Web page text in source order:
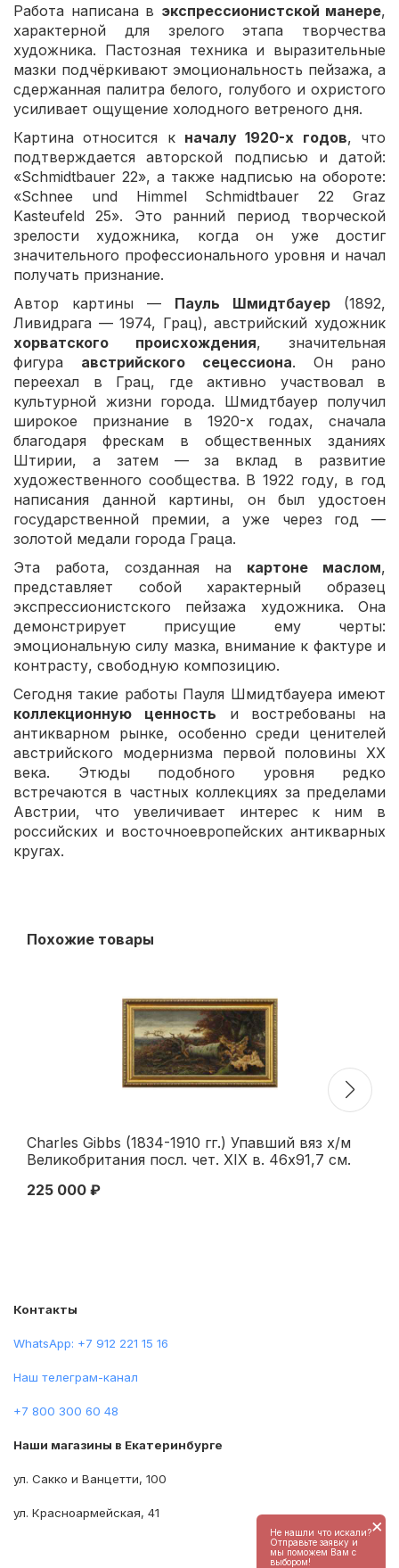
Работа написана в экспрессионистской манере,
характерной для зрелого этапа творчества
художника. Пастозная техника и выразительные
мазки подчёркивают эмоциональность пейзажа, а
сдержанная палитра белого, голубого и охристого
усиливает ощущение холодного ветреного дня.
Картина относится к началу 1920-х годов, что
подтверждается авторской подписью и датой:
«Schmidtbauer 22», а также надписью на обороте:
«Schnee und Himmel Schmidtbauer 22 Graz
Kasteufeld 25». Это ранний период творческой
зрелости художника, когда он уже достиг
значительного профессионального уровня и начал
получать признание.
Автор картины — Пауль Шмидтбауер (1892,
Ливидрага — 1974, Грац), австрийский художник
хорватского происхождения, значительная
фигура австрийского сецессиона. Он рано
переехал в Грац, где активно участвовал в
культурной жизни города. Шмидтбауер получил
широкое признание в 1920-х годах, сначала
благодаря фрескам в общественных зданиях
Штирии, а затем — за вклад в развитие
художественного сообщества. В 1922 году, в год
написания данной картины, он был удостоен
государственной премии, а уже через год —
золотой медали города Граца.
Эта работа, созданная на картоне маслом,
представляет собой характерный образец
экспрессионистского пейзажа художника. Она
демонстрирует присущие ему черты:
эмоциональную силу мазка, внимание к фактуре и
контрасту, свободную композицию.
Сегодня такие работы Пауля Шмидтбауера имеют
коллекционную ценность и востребованы на
антикварном рынке, особенно среди ценителей
австрийского модернизма первой половины XX
века. Этюды подобного уровня редко
встречаются в частных коллекциях за пределами
Австрии, что увеличивает интерес к ним в
российских и восточноевропейских антикварных
кругах.
Похожие товары
Charles Gibbs (1834-1910 гг.) Упавший вяз х/м
Великобритания посл. чет. XIX в. 46x91,7 см.
225 000 ₽
Контакты
WhatsApp: +7 912 221 15 16
Наш телеграм-канал
+7 800 300 60 48
Наши магазины в Екатеринбурге
ул. Сакко и Ванцетти, 100
ул. Красноармейская, 41
Не нашли что искали?
Отправьте заявку и
мы поможем Вам с
выбором!
×